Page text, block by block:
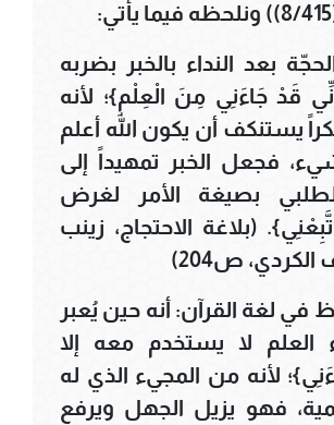
بعد النداء بالخبر بضربه
قَدْ جَاءَنِي مِنَ الْعِلْمِ}؛ لأنه
يستنكف أن يكون الله أعلم
فجعل الخبر تمهيداً إلى
بصيغة الأمر لغرض
(بلاغة الاحتجاج، زينب
ص204)
في لغة القرآن: أنه حين يُعبر
لا يستخدم معه إلا
لأنه من المجيء الذي له
فهو يزيل الجهل ويرفع